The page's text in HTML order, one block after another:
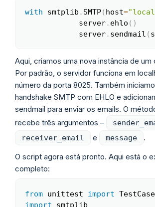
with smtplib . SMTP( host=
            server
. ehlo ( )
            server
. sendmail (
Aqui, criamos uma nova instância de um
Por padrão, o servidor funciona em
número da porta 8025. Também
handshake SMTP com EHLO e
sendmail para enviar os emails. O
recebe três argumentos –
receiver_email e message .
O script agora está pronto. Aqui está o
completo:
from unittest import
TestCase
import smtplib